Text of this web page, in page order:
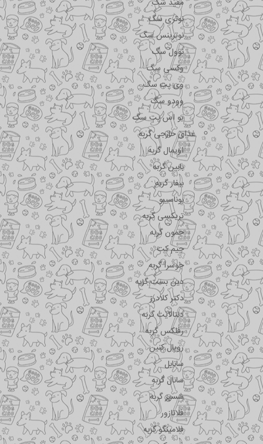
مفید سگ
نوتری سگ
نوترینس سگ
نوول سگ
وکسی سگ
وی پت سگ
وودو سگ
یو اس پت سگ
غذای خارجی گربه
اویمال گربه
بابین گربه
بیفار گربه
بوناسیبو
تریکسی گربه
جمون گربه
جیم کت
جوسرا گربه
دین بست گربه
دکتر کلادرز
دنتالایت گربه
رفلکس گربه
رویال کنین
سانابل
سانال گربه
شسیر گربه
فلاتازور
فلامینگو گربه